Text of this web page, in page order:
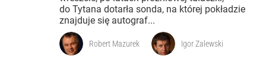
do Tytana dotarła sonda, na której pokładzie
znajduje się autograf...
Robert Mazurek Igor Zalewski